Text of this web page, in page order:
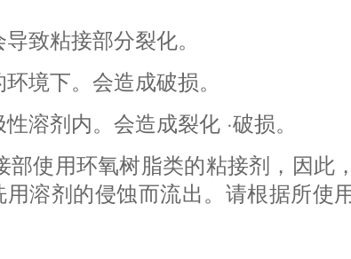
致粘接部分裂化。
境下。会造成破损。
溶剂内。会造成裂化 ·破损。
使用环氧树脂类的粘接剂，因此
溶剂的侵蚀而流出。请根据所使